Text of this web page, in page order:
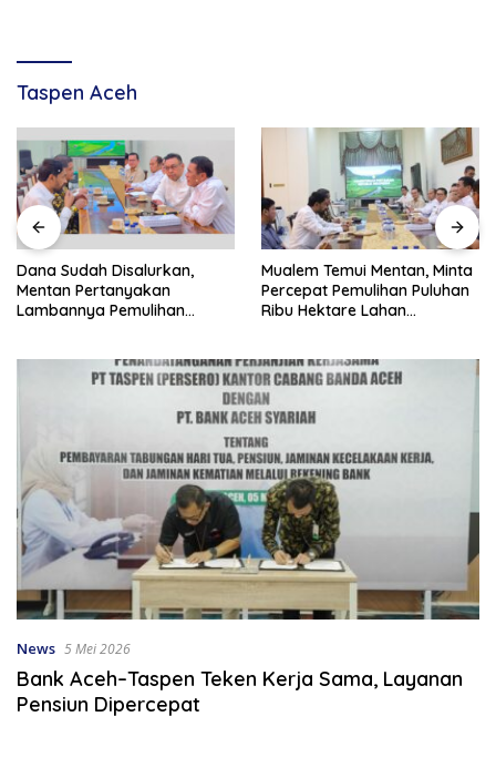
Taspen Aceh
Dana Sudah Disalurkan,
Mentan Pertanyakan
Lambannya Pemulihan
Mualem Temui Mentan, Minta
Percepat Pemulihan Puluhan
Ribu Hektare Lahan
News 5 Mei 2026
Bank Aceh–Taspen Teken Kerja Sama, Layanan
Pensiun Dipercepat